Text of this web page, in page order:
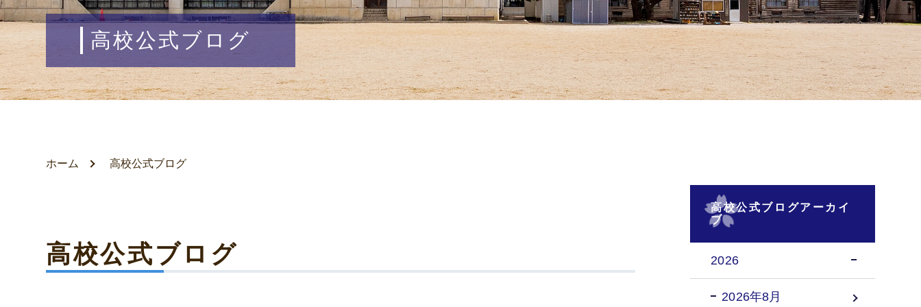
高校公式ブログ
ホーム 高校公式ブログ
高校公式ブログ
高校公式ブログアーカイ
ブ
2026
2026年8月